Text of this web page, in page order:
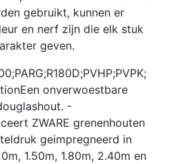
gebruikt, kunnen er
en nerf zijn die elk stuk
geven.
Een onverwoestbare
-
ZWARE grenenhouten
geimpregneerd in
1.50m, 1.80m, 2.40m en